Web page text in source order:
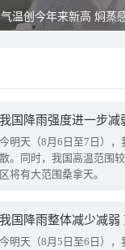
温创今年来新高 焖蒸
今明天（8月6日至7日）
散。同时，我国高温范围
区将有大范围桑拿天。
我国降雨整体减少减弱
今明天（8月5日至6日）